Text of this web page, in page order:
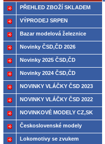
PŘEHLED ZBOŽÍ SKLADEM
VÝPRODEJ SRPEN
Bazar modelová železnice
Novinky ČSD,ČD 2026
Novinky 2025 ČSD,ČD
Novinky 2024 ČSD,ČD
NOVINKY VLÁČKY ČSD 2023
NOVINKY VLÁČKY ČSD 2022
NOVINKOVÉ MODELY CZ,SK
2021
Československé modely
ČSD,ČD
Lokomotivy se zvukem